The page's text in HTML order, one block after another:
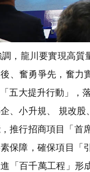
，龍川要實現高質
、奮勇爭先，奮力
五大提升行動」，
、小升規、 規改
推行招商項目「首
保障，確保項目「
「百千萬工程」形